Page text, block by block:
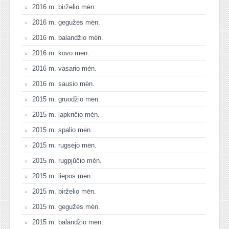
2016 m. birželio mėn.
2016 m. gegužės mėn.
2016 m. balandžio mėn.
2016 m. kovo mėn.
2016 m. vasario mėn.
2016 m. sausio mėn.
2015 m. gruodžio mėn.
2015 m. lapkričio mėn.
2015 m. spalio mėn.
2015 m. rugsėjo mėn.
2015 m. rugpjūčio mėn.
2015 m. liepos mėn.
2015 m. birželio mėn.
2015 m. gegužės mėn.
2015 m. balandžio mėn.